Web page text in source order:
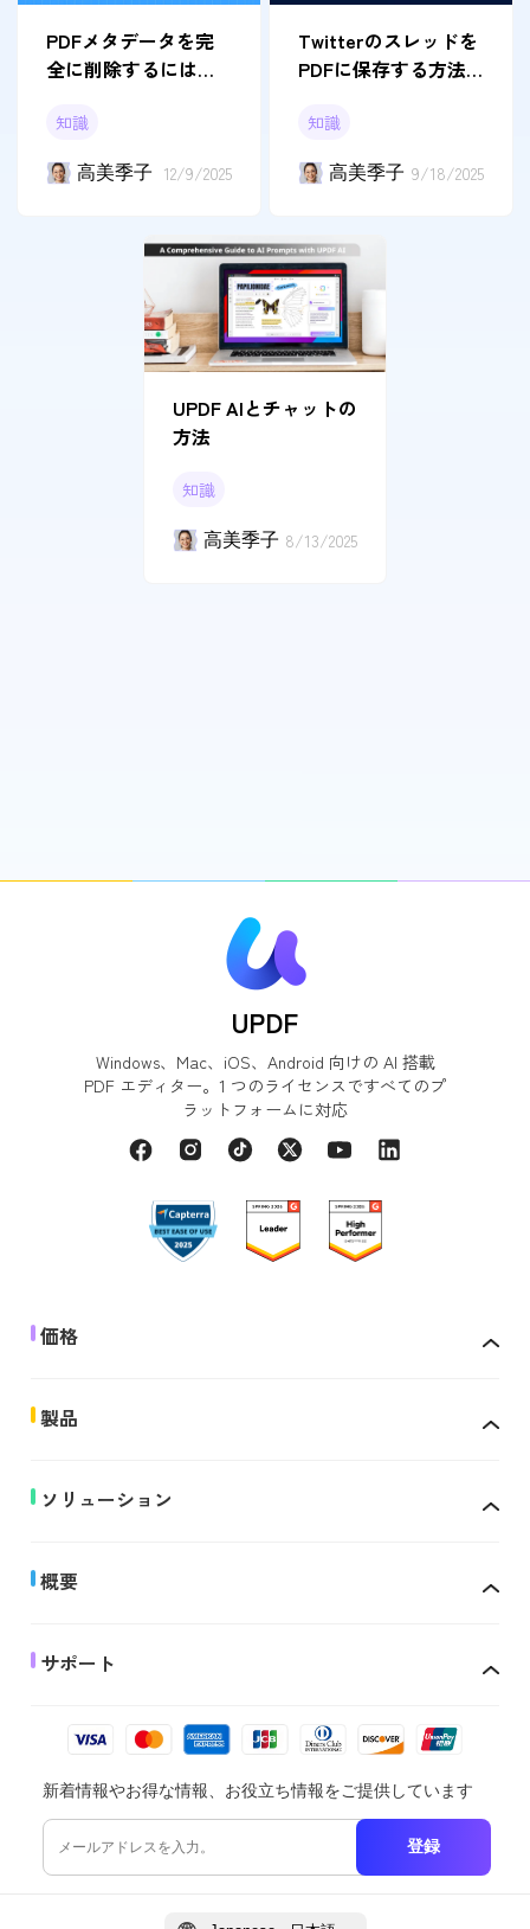
PDFメタデータを完
全に削除するには？
知識
高美季子 12/9/2025
Twitterのスレッドを
PDFに保存する方法3
知識
高美季子 9/18/2025
UPDF AIとチャットの
方法
知識
高美季子 8/13/2025
UPDF
Windows、Mac、iOS、Android 向けの AI 搭載
PDF エディター。1 つのライセンスですべてのプ
ラットフォームに対応
価格
製品
ソリューション
概要
サポート
新着情報やお得な情報、お役立ち情報をご提供しています
登録